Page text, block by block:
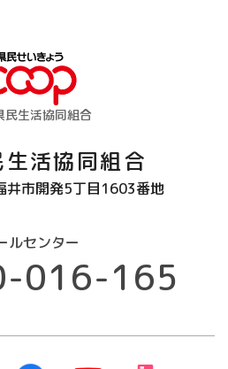
民生活協同組合
活協同組合
井市開発5丁目1603番地
ルセンター
016-165